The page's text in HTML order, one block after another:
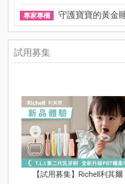
專家專欄 守護寶寶的黃金
試用募集
【試用募集】Richell利其